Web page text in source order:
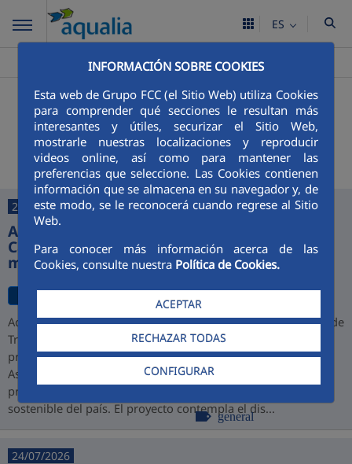
INFORMACIÓN SOBRE COOKIES
Esta web de Grupo FCC (el Sitio Web) utiliza Cookies
para comprender qué secciones le resultan más
interesantes y útiles, securizar el Sitio Web,
mostrarle nuestras localizaciones y reproducir
videos online, así como para mantener las
preferencias que seleccione. Las Cookies contienen
información que se almacena en su navegador y, de
este modo, se le reconocerá cuando regrese al Sitio
Web.
Para conocer más información acerca de las
Cookies, consulte nuestra Política de Cookies.
ACEPTAR
RECHAZAR TODAS
CONFIGURAR
ES
>Magán >Noticias
+ Buscador
Últimas noticias
27/07/2026
Aqualia desarrollará la depuradora de
Cajamarca y alcanza una cartera de 1.000
millones de euros en Perú
Aqualia ha resultado adjudicataria del proyecto de la Planta de
Tratamiento de Aguas Residuales (PTAR) de Cajamarca,
promovido por PROINVERSIÓN bajo la modalidad de
Asociación Público-Privada (APP), consolidando así su
presencia en Perú y su compromiso con el desarrollo
sostenible del país. El proyecto contempla el dis...
general
24/07/2026